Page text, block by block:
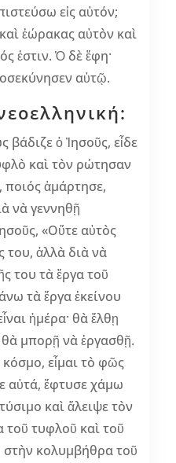
εἰς αὐτόν;
ἑώρακας αὐτὸν καὶ
ἐστιν. Ὁ δὲ ἔφη·
αὐτῷ.
βάδιζε ὁ Ἰησοῦς, εἶδε
καὶ τὸν ρώτησαν
ποιός ἁμάρτησε,
νὰ γεννηθῇ
«Οὔτε αὐτὸς
του, ἀλλὰ διὰ νὰ
του τὰ ἔργα τοῦ
τὰ ἔργα ἐκείνου
ἡμέρα· θὰ ἔλθῃ
θὰ μπορῇ νὰ ἐργασθῇ.
εἶμαι τὸ φῶς
αὐτά, ἔφτυσε χάμω
καὶ ἄλειψε τὸν
τυφλοῦ καὶ τοῦ
στὴν κολυμβήθρα τοῦ